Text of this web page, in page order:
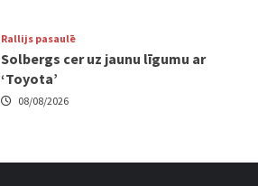
Rallijs pasaulē
Solbergs cer uz jaunu līgumu ar
‘Toyota’
08/08/2026